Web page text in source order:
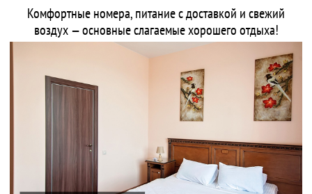
Комфортные номера, питание с доставкой и свежий
воздух — основные слагаемые хорошего отдыха!